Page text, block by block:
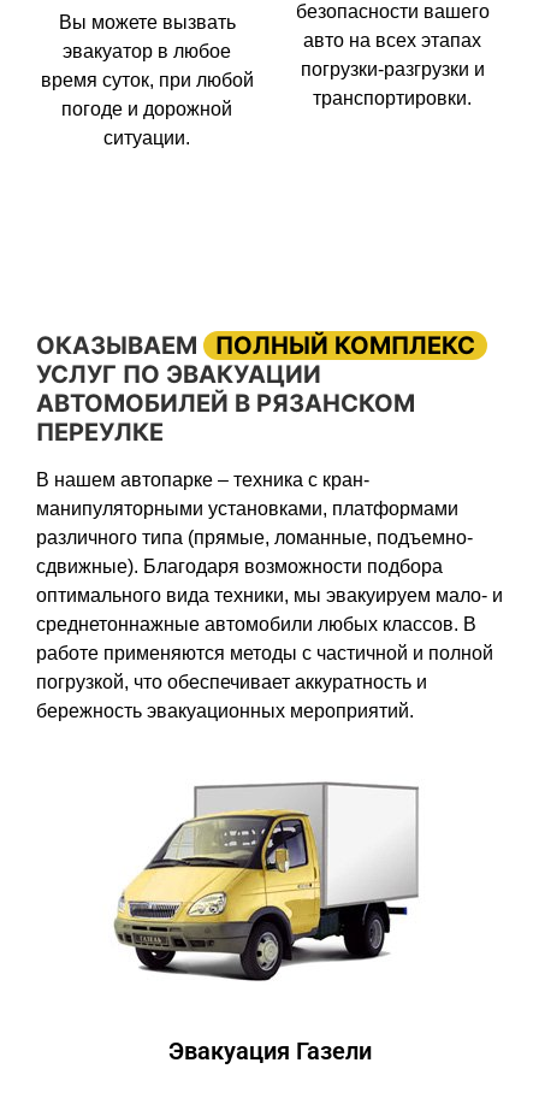
Вы можете вызвать
эвакуатор в любое
время суток, при любой
погоде и дорожной
ситуации.
безопасности вашего
авто на всех этапах
погрузки-разгрузки и
транспортировки.
ОКАЗЫВАЕМ
ПОЛНЫЙ КОМПЛЕКС
УСЛУГ ПО ЭВАКУАЦИИ
АВТОМОБИЛЕЙ В РЯЗАНСКОМ
ПЕРЕУЛКЕ
В нашем автопарке – техника с кран-
манипуляторными установками, платформами
различного типа (прямые, ломанные, подъемно-
сдвижные). Благодаря возможности подбора
оптимального вида техники, мы эвакуируем мало- и
среднетоннажные автомобили любых классов. В
работе применяются методы с частичной и полной
погрузкой, что обеспечивает аккуратность и
бережность эвакуационных мероприятий.
Эвакуация Газели